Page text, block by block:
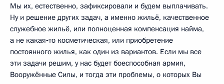
Мы их, естественно, зафиксировали и будем выплачивать.
Ну и решение других задач, а именно жильё, качественное
служебное жильё, или полноценная компенсация найма,
а не какая‑то косметическая, или приобретение
постоянного жилья, как один из вариантов. Если мы все
эти задачи решим, у нас будет боеспособная армия,
Вооружённые Силы, и тогда эти проблемы, о которых Вы